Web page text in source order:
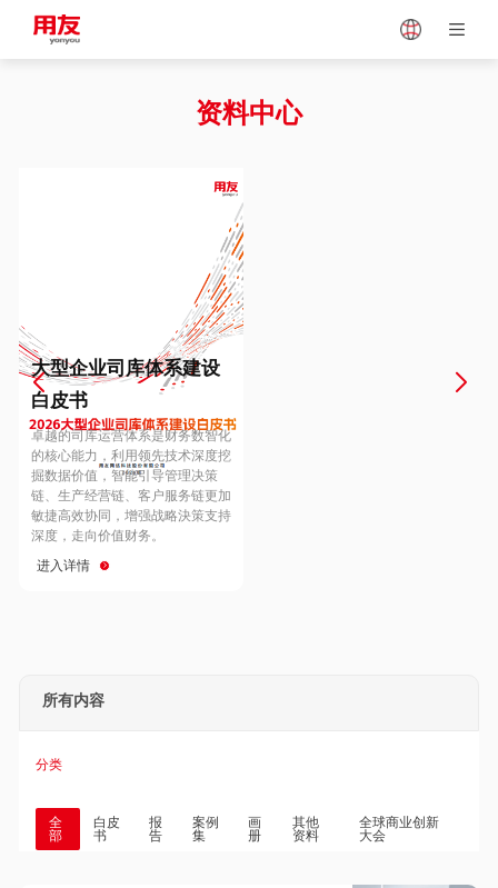
Vietnam
Europe
Hungary
Hong Kong
资料中心
大型企业司库体系建设
白皮书
卓越的司库运营体系是财务数智化
的核心能力，利用领先技术深度挖
掘数据价值，智能引导管理决策
链、生产经营链、客户服务链更加
敏捷高效协同，增强战略決策支持
深度，走向价值财务。
进入详情
所有内容
分类
全
部
白皮
书
报
告
案例
集
画
册
其他
资料
全球商业创新
大会